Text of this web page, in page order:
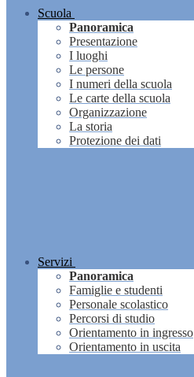
Scuola
Panoramica
Presentazione
I luoghi
Le persone
I numeri della scuola
Le carte della scuola
Organizzazione
La storia
Protezione dei dati
Servizi
Panoramica
Famiglie e studenti
Personale scolastico
Percorsi di studio
Orientamento in ingresso
Orientamento in uscita